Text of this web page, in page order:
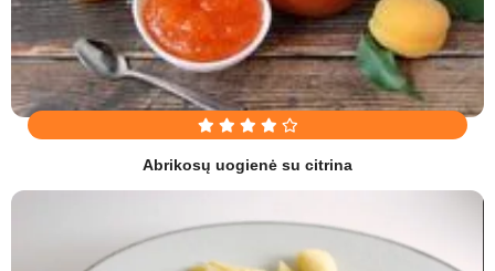
Abrikosų uogienė su citrina